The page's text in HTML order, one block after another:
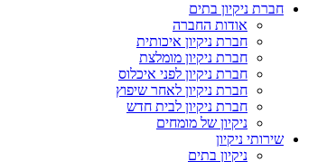
חברת ניקיון בתים
אודות החברה
חברת ניקיון איכותית
חברת ניקיון מומלצת
חברת ניקיון לפני איכלוס
חברת ניקיון לאחר שיפוץ
חברת ניקיון לבית חדש
ניקיון של מומחים
שירותי ניקיון
ניקיון בתים